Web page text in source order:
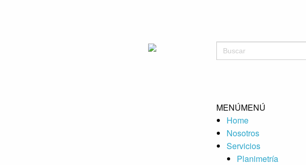
Buscar:
MENÚMENÚ
Home
Nosotros
Servicios
Planimetría